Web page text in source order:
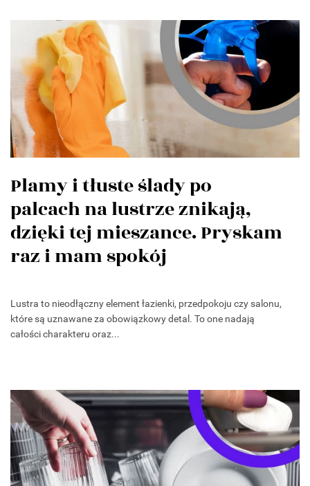
Plamy i tłuste ślady po
palcach na lustrze znikają,
dzięki tej mieszance. Pryskam
raz i mam spokój
Lustra to nieodłączny element łazienki, przedpokoju czy salonu,
które są uznawane za obowiązkowy detal. To one nadają
całości charakteru oraz...